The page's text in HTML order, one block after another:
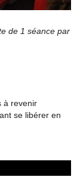
de 1 séance par
à revenir
se libérer en